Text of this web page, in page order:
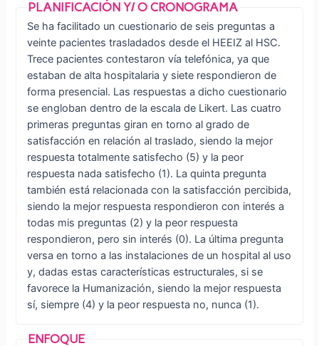
Se ha facilitado un cuestionario de seis preguntas a
veinte pacientes trasladados desde el HEEIZ al HSC.
Trece pacientes contestaron vía telefónica, ya que
estaban de alta hospitalaria y siete respondieron de
forma presencial. Las respuestas a dicho cuestionario
se engloban dentro de la escala de Likert. Las cuatro
primeras preguntas giran en torno al grado de
satisfacción en relación al traslado, siendo la mejor
respuesta totalmente satisfecho (5) y la peor
respuesta nada satisfecho (1). La quinta pregunta
también está relacionada con la satisfacción percibida,
siendo la mejor respuesta respondieron con interés a
todas mis preguntas (2) y la peor respuesta
respondieron, pero sin interés (0). La última pregunta
versa en torno a las instalaciones de un hospital al uso
y, dadas estas características estructurales, si se
favorece la Humanización, siendo la mejor respuesta
sí, siempre (4) y la peor respuesta no, nunca (1).